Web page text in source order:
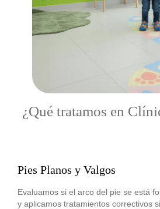
¿Qué tratamos en
Pies Planos y Valgos
Evaluamos si el arco del pie se está
y aplicamos tratamientos correctivos